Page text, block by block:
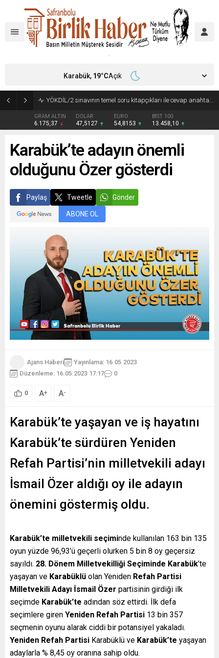
YÖKDİL/2 sınavının temel soru kitapçıkları ile cevap anahtarları yayımlandı
GRAM ALTIN
6.175,37
DOLAR
47,5127
EURO
54,8153
BIST 100
13.458,10
Karabük, 19°CAçık
Karabük’te adayın önemli
olduğunu Özer gösterdi
Paylaş Tweetle Gönder
ABONE OL
Ajans Haberi
Yayınlama: 16.05.2023
Düzenleme: 16.05.2023 17:17
0
0 A+ A-
Karabük’te yaşayan ve iş hayatını
Karabük’te sürdüren Yeniden
Refah Partisi’nin milletvekili adayı
İsmail Özer aldığı oy ile adayın
önemini göstermiş oldu.
Karabük’te milletvekili seçiminde kullanılan 163 bin 135
oyun yüzde 96,93’ü geçerli olurken 5 bin 8 oy geçersiz
sayıldı. 28. Dönem Milletvekilliği Seçiminde Karabük’te
yaşayan ve Karabüklü olan Yeniden Refah Partisi
Milletvekili Adayı İsmail Özer partisinin girdiği ilk
seçimde Karabük’te adından söz ettirdi. İlk defa
seçimlere giren Yeniden Refah Partisi 13 bin 357
seçmenin oyunu alarak ciddi bir potansiyel yakaladı.
Yeniden Refah Partisi Karabüklü ve Karabük’te yaşayan
adaylarla % 8,45 oy oranına sahip oldu.